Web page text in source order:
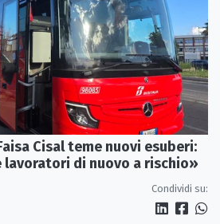
Cisal teme nuovi esuberi:
lavoratori di nuovo a rischio»
Condividi su: